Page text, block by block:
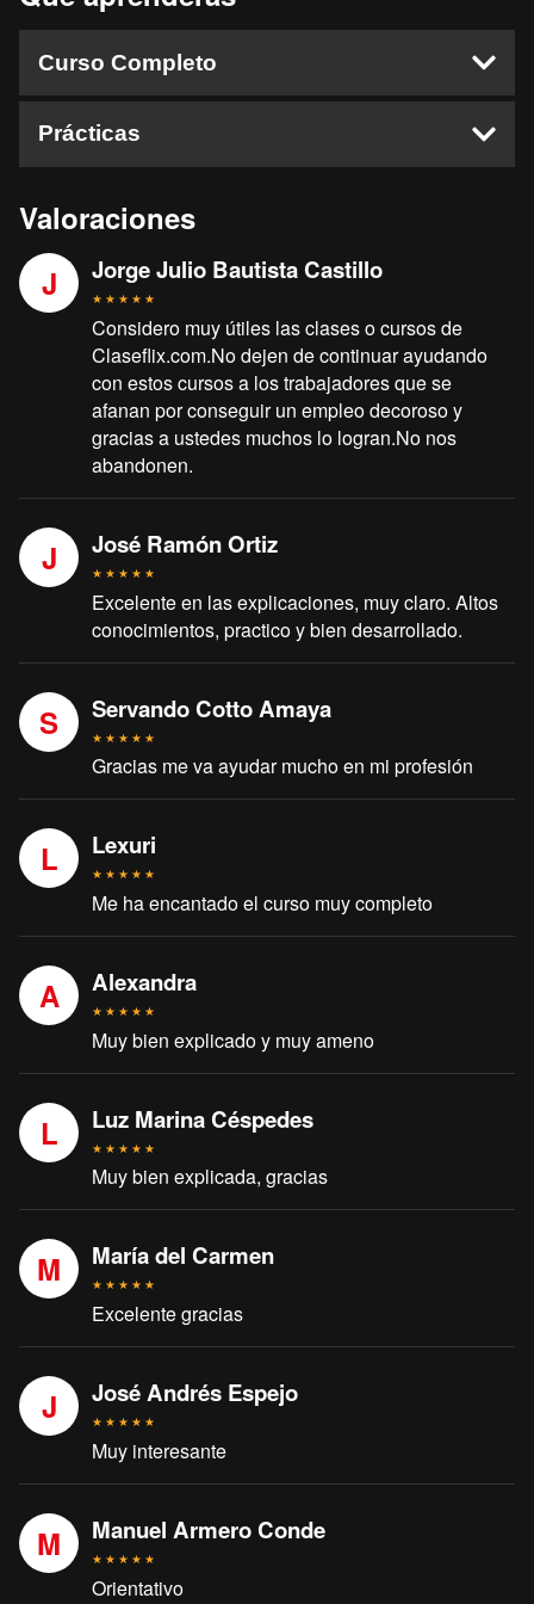
Curso Completo
Clase 1 - Parte #1
Clase 1 - Parte #2
Clase 3
Clase 4
Clase 5 - Parte #1
Clase 5 - Parte #2
Prácticas
Práctica 1 - Parte #1
Práctica 1 - Parte #2
Práctica 2
Valoraciones
J
Jorge Julio Bautista Castillo
★ ★ ★ ★ ★
Considero muy útiles las clases o cursos de
Claseflix.com.No dejen de continuar ayudando
con estos cursos a los trabajadores que se
afanan por conseguir un empleo decoroso y
gracias a ustedes muchos lo logran.No nos
abandonen.
J José Ramón Ortiz
★ ★ ★ ★ ★
Excelente en las explicaciones, muy claro. Altos
conocimientos, practico y bien desarrollado.
S Servando Cotto Amaya
★ ★ ★ ★ ★
Gracias me va ayudar mucho en mi profesión
L Lexuri
★ ★ ★ ★ ★
Me ha encantado el curso muy completo
A Alexandra
★ ★ ★ ★ ★
Muy bien explicado y muy ameno
L Luz Marina Céspedes
★ ★ ★ ★ ★
Muy bien explicada, gracias
M María del Carmen
★ ★ ★ ★ ★
Excelente gracias
J José Andrés Espejo
★ ★ ★ ★ ★
Muy interesante
M Manuel Armero Conde
★ ★ ★ ★ ★
Orientativo